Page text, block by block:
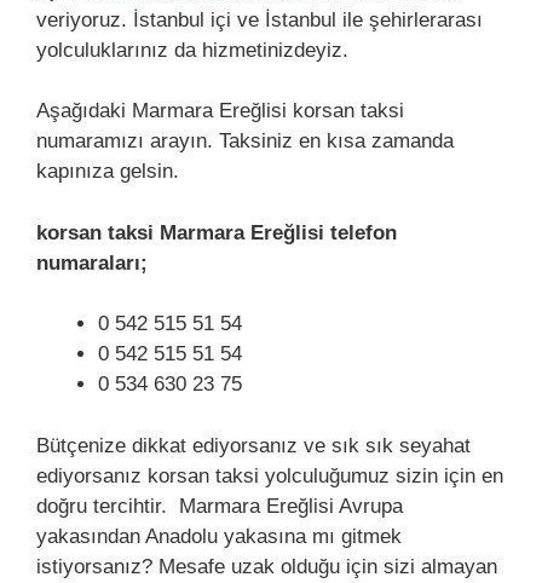
veriyoruz. İstanbul içi ve İstanbul ile şehirlerarası
yolculuklarınız da hizmetinizdeyiz.
Aşağıdaki Marmara Ereğlisi korsan taksi
numaramızı arayın. Taksiniz en kısa zamanda
kapınıza gelsin.
korsan taksi Marmara Ereğlisi telefon
numaraları;
0 542 515 51 54
0 542 515 51 54
0 534 630 23 75
Bütçenize dikkat ediyorsanız ve sık sık seyahat
ediyorsanız korsan taksi yolculuğumuz sizin için en
doğru tercihtir. Marmara Ereğlisi Avrupa
yakasından Anadolu yakasına mı gitmek
istiyorsanız? Mesafe uzak olduğu için sizi almayan